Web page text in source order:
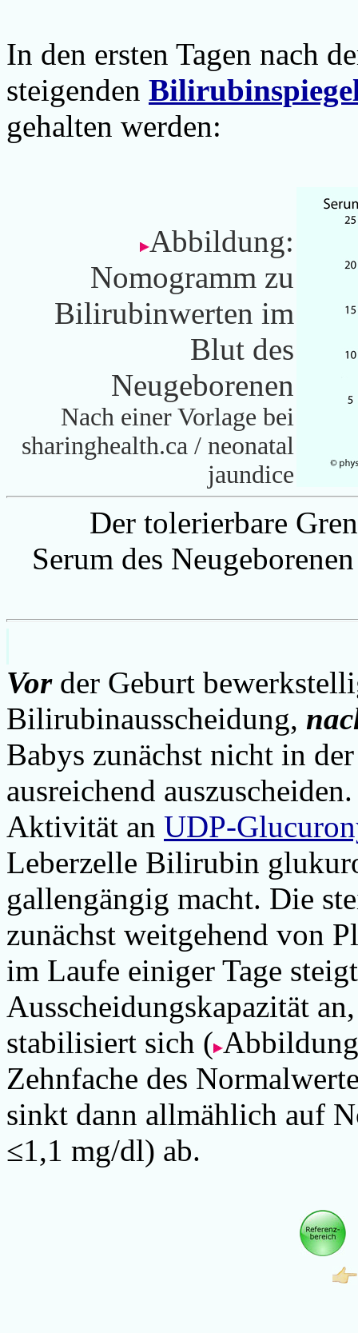
In den ersten Tagen nach
steigenden
gehalten werden:
Abbildung:
Nomogramm zu
Bilirubinwerten im
Blut des
Neugeborenen
Nach einer Vorlage bei
sharinghealth.ca / neonatal
jaundice
Der tolerierbare
Serum des
Vorder Geburt
Bilirubinausscheidung,
Babys zunächst nicht in
ausreichend
Aktivität an UDP-
Leberzelle Bilirubin
gallengängig macht. Die
zunächst weitgehend von
im Laufe einiger Tage
Ausscheidungskapazität
stabilisiert sich (
Zehnfache des
sinkt dann allmählich auf
≤1,1 mg/dl) ab.